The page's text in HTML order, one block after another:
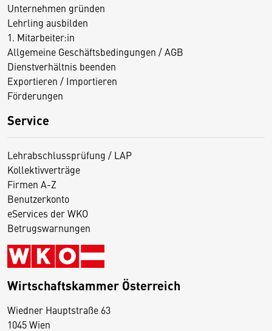
Unternehmen gründen
Lehrling ausbilden
1. Mitarbeiter:in
Allgemeine Geschäftsbedingungen / AGB
Dienstverhältnis beenden
Exportieren / Importieren
Förderungen
Service
Lehrabschlussprüfung / LAP
Kollektivverträge
Firmen A-Z
Benutzerkonto
eServices der WKO
Betrugswarnungen
Wirtschaftskammer Österreich
Wiedner Hauptstraße 63
1045 Wien
D